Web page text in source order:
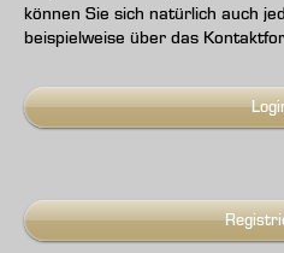
können Sie sich natürlich auch
beispielweise über das